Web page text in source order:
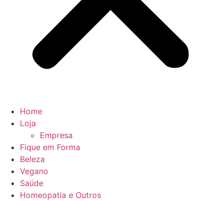
Home
Loja
Empresa
Fique em Forma
Beleza
Vegano
Saúde
Homeopatia e Outros